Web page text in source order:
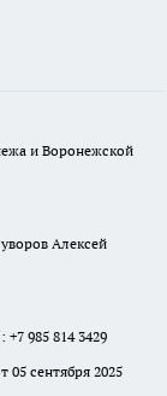
и Воронежской
Алексей
985 814 3429
сентября 2025